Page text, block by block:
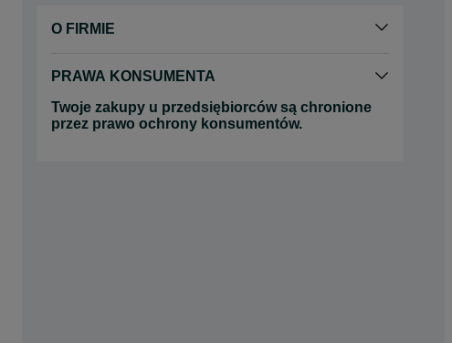
O FIRMIE
PRAWA KONSUMENTA
Twoje zakupy u przedsiębiorców są chronione
przez prawo ochrony konsumentów.